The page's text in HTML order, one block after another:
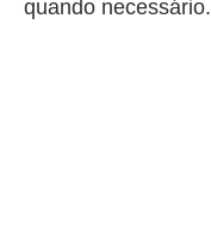
quando necessário.